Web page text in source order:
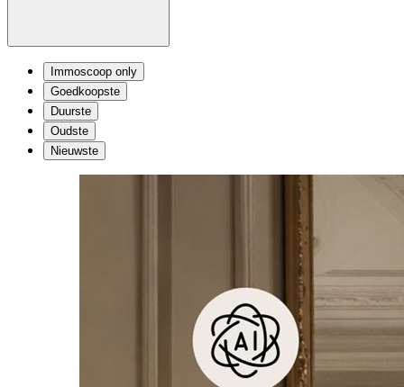
Immoscoop only
Goedkoopste
Duurste
Oudste
Nieuwste